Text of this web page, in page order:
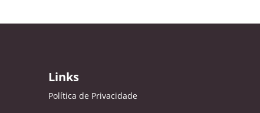
Links
Política de Privacidade